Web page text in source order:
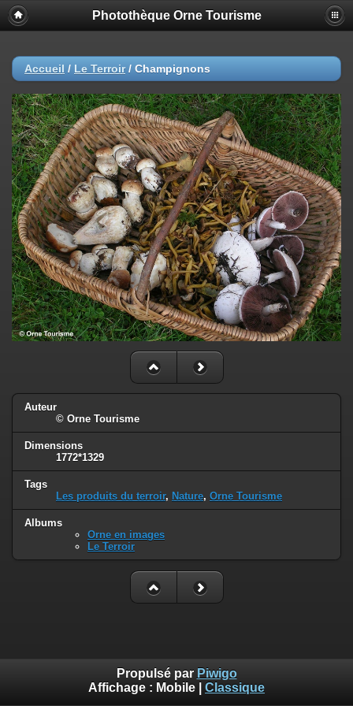
Photothèque Orne Tourisme
Accueil / Le Terroir/ Champignons
Auteur
© Orne Tourisme
Dimensions
1772*1329
Tags
Les produits du terroir, Nature, Orne Tourisme
Albums
Orne en images
Le Terroir
Propulsé par Piwigo
Affichage : Mobile Classique